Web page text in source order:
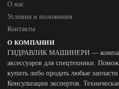
О нас
Условия и положения
Контакты
О КОМПАНИИ
ГИДРАВЛИК МАШИНЕРИ —
аксессуаров для спецтехники.
купить либо продать любые запчасти
Консультации экспертов.